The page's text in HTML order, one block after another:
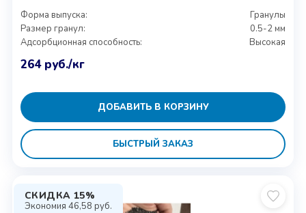
Форма выпуска:
Гранулы
Размер гранул:
0.5-2 мм
Адсорбционная способность:
Высокая
264 руб./кг
ДОБАВИТЬ В КОРЗИНУ
БЫСТРЫЙ ЗАКАЗ
СКИДКА 15%
Экономия 46,58 руб.